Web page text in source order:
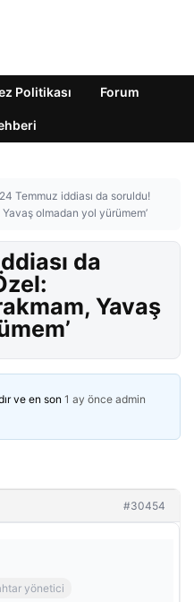
Politikası Forum
Temmuz iddiası da soruldu!
Yavaş olmadan yol yürümem’
da
Yavaş
ve en son 1 ay önce admin
#30454
yönetici